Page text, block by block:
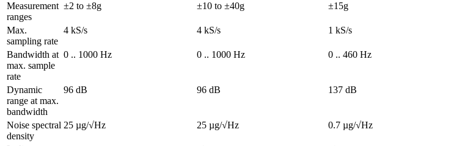
Measurement
ranges
±2 to ±8g ±10 to ±40g ±15g
Max.
sampling rate
4 kS/s 4 kS/s 1 kS/s
Bandwidth at
max. sample
rate
0 .. 1000 Hz 0 .. 1000 Hz 0 .. 460 Hz
Dynamic
range at max.
bandwidth
96 dB 96 dB 137 dB
Noise spectral
density
25 µg/√Hz 25 µg/√Hz 0.7 µg/√Hz